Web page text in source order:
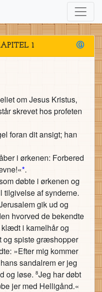
1 Ⓖ
om Jesus Kristus,
skrevet hos profeten
foran dit ansigt; han
i ørkenen: Forbered
*.
døbte i ørkenen og
tilgivelse af synderne.
gik ud og
hvorved de bekendte
i kamelhår og
spiste græshopper
»Efter mig kommer
sandalrem er jeg
og løse. 8Jeg har døbt
jer med Helligånd.«